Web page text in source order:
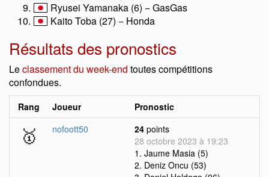
Ryusei Yamanaka (6) − GasGas
Kaito Toba (27) − Honda
Résultats des pronostics
Leclassement du week-end toutes compétitions
confondues.
Rang Joueur Pronostic
🥇 nofoott50 24 points
28 octobre 2023 à 19:23
1. Jaume Masia (5)
2. Deniz Oncu (53)